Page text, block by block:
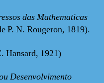
das Mathematicas
P. N. Rougeron, 1819).
Hansard, 1921)
Desenvolvimento